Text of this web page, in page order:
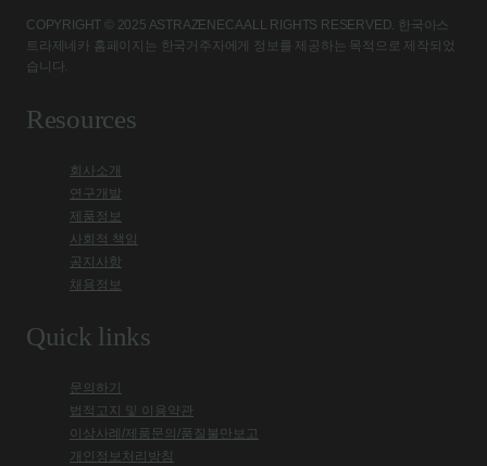
COPYRIGHT © 2025 ASTRAZENECA ALL RIGHTS RESERVED. 한국아스
트라제네카 홈페이지는 한국거주자에게 정보를 제공하는 목적으로 제작되었
습니다.
Resources
회사소개
연구개발
제품정보
사회적 책임
공지사항
채용정보
Quick links
문의하기
법적고지 및 이용약관
이상사례/제품문의/품질불만보고
개인정보처리방침